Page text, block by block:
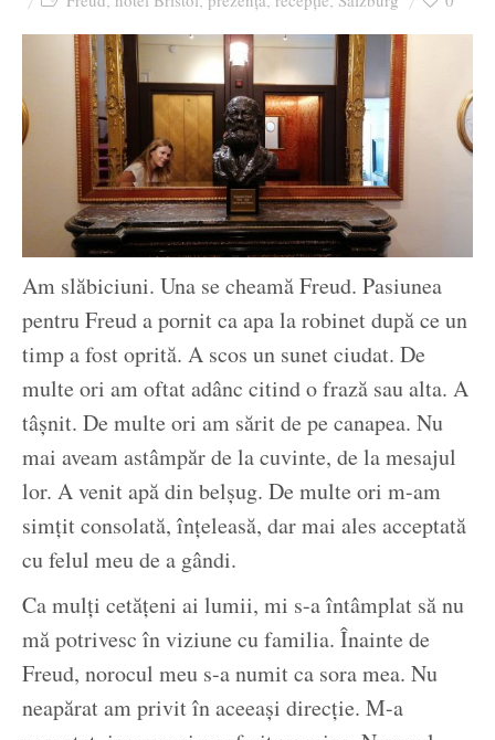
Am slăbiciuni. Una se cheamă Freud. Pasiunea
pentru Freud a pornit ca apa la robinet după ce un
timp a fost oprită. A scos un sunet ciudat. De
multe ori am oftat adânc citind o frază sau alta. A
tâșnit. De multe ori am sărit de pe canapea. Nu
mai aveam astâmpăr de la cuvinte, de la mesajul
lor. A venit apă din belșug. De multe ori m-am
simțit consolată, înțeleasă, dar mai ales acceptată
cu felul meu de a gândi.
Ca mulți cetățeni ai lumii, mi s-a întâmplat să nu
mă potrivesc în viziune cu familia. Înainte de
Freud, norocul meu s-a numit ca sora mea. Nu
neapărat am privit în aceeași direcție. M-a